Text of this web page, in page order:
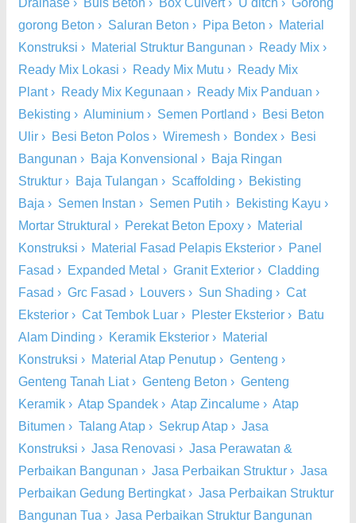
Drainase › Buis Beton › Box Culvert› U ditch › Gorong
gorong Beton › Saluran Beton › Pipa Beton › Material
Konstruksi › Material Struktur Bangunan › Ready Mix ›
Ready Mix Lokasi › Ready Mix Mutu › Ready Mix
Plant› Ready Mix Kegunaan › Ready Mix Panduan ›
Bekisting › Aluminium › Semen Portland › Besi Beton
Ulir › Besi Beton Polos › Wiremesh › Bondex › Besi
Bangunan › Baja Konvensional › Baja Ringan
Struktur › Baja Tulangan › Scaffolding › Bekisting
Baja › Semen Instan › Semen Putih › Bekisting Kayu ›
Mortar Struktural › Perekat Beton Epoxy › Material
Konstruksi › Material Fasad Pelapis Eksterior › Panel
Fasad › Expanded Metal › Granit Exterior › Cladding
Fasad › Grc Fasad › Louvers › Sun Shading › Cat
Eksterior › Cat Tembok Luar › Plester Eksterior › Batu
Alam Dinding › Keramik Eksterior › Material
Konstruksi › Material Atap Penutup › Genteng ›
Genteng Tanah Liat› Genteng Beton › Genteng
Keramik › Atap Spandek › Atap Zincalume › Atap
Bitumen › Talang Atap › Sekrup Atap › Jasa
Konstruksi › Jasa Renovasi › Jasa Perawatan &
Perbaikan Bangunan › Jasa Perbaikan Struktur › Jasa
Perbaikan Gedung Bertingkat› Jasa Perbaikan Struktur
Bangunan Tua › Jasa Perbaikan Struktur Bangunan